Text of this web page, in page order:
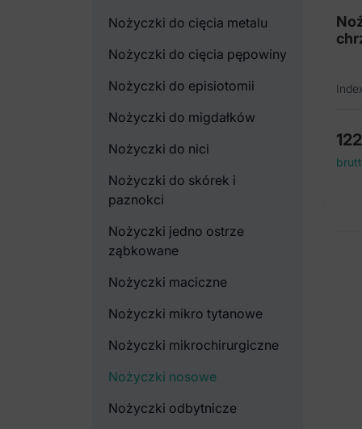
Nożyczki do cięcia metalu
Nożyczki do cięcia pępowiny
Nożyczki do episiotomii
Nożyczki do migdałków
Nożyczki do nici
Nożyczki do skórek i
paznokci
Nożyczki jedno ostrze
ząbkowane
Nożyczki maciczne
Nożyczki mikro tytanowe
Nożyczki mikrochirurgiczne
Nożyczki nosowe
Nożyczki odbytnicze